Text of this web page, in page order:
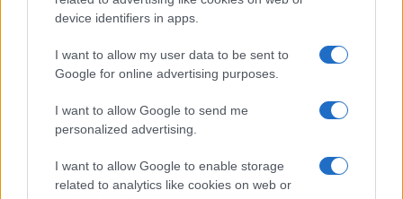
device identifiers in apps.
I want to allow my user data to be sent to
Google for online advertising purposes.
I want to allow Google to send me
personalized advertising.
I want to allow Google to enable storage
related to analytics like cookies on web or
collabora con camerali locali e cura
newsletter economiche territoriali.